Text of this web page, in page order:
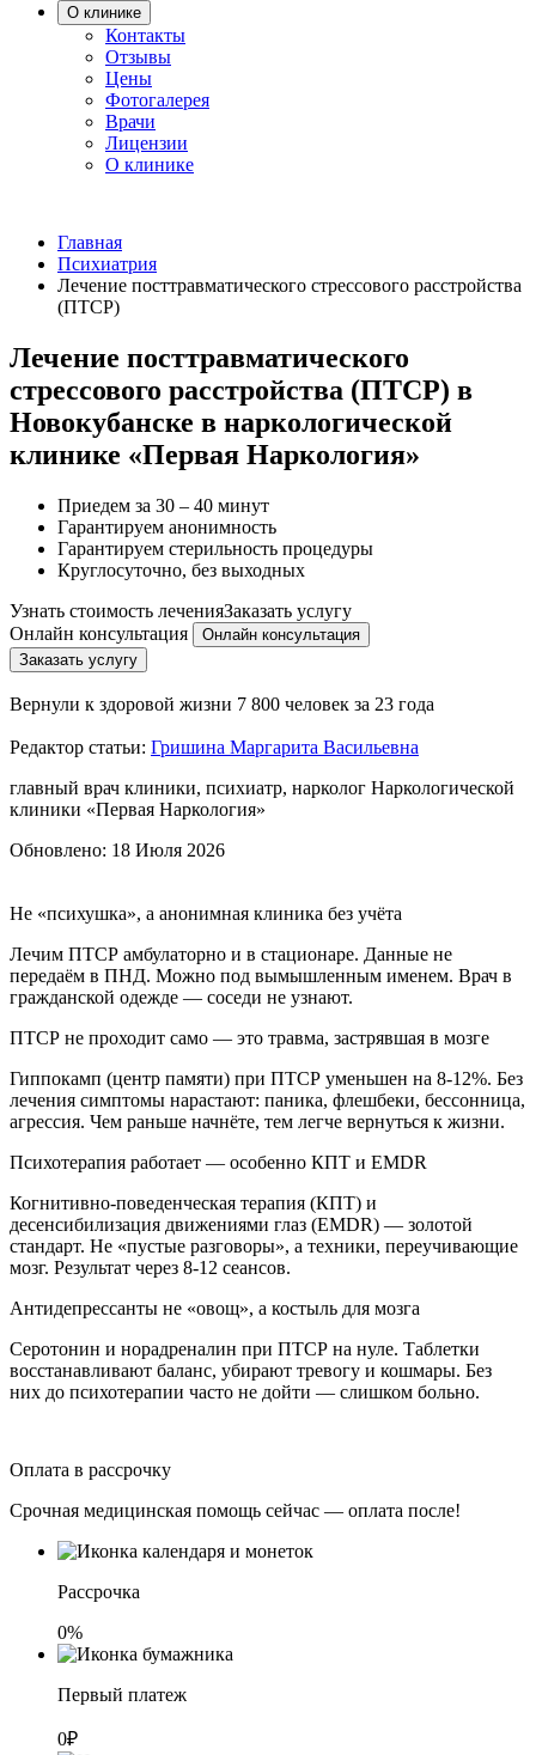
О клинике
Контакты
Отзывы
Цены
Фотогалерея
Врачи
Лицензии
О клинике
Главная
Психиатрия
Лечение посттравматического стрессового расстройства
(ПТСР)
Лечение посттравматического
стрессового расстройства (ПТСР) в
Новокубанске в наркологической
клинике «Первая Наркология»
Приедем за 30 – 40 минут
Гарантируем анонимность
Гарантируем стерильность процедуры
Круглосуточно, без выходных
Узнать стоимость леченияЗаказать услугу
Онлайн консультация
Онлайн консультация
Заказать услугу
Вернули к здоровой жизни 7 800 человек за 23 года
Редактор статьи: Гришина Маргарита Васильевна
главный врач клиники, психиатр, нарколог Наркологической
клиники «Первая Наркология»
Обновлено: 18 Июля 2026
Не «психушка», а анонимная клиника без учёта
Лечим ПТСР амбулаторно и в стационаре. Данные не
передаём в ПНД. Можно под вымышленным именем. Врач в
гражданской одежде — соседи не узнают.
ПТСР не проходит само — это травма, застрявшая в мозге
Гиппокамп (центр памяти) при ПТСР уменьшен на 8-12%. Без
лечения симптомы нарастают: паника, флешбеки, бессонница,
агрессия. Чем раньше начнёте, тем легче вернуться к жизни.
Психотерапия работает — особенно КПТ и EMDR
Когнитивно-поведенческая терапия (КПТ) и
десенсибилизация движениями глаз (EMDR) — золотой
стандарт. Не «пустые разговоры», а техники, переучивающие
мозг. Результат через 8-12 сеансов.
Антидепрессанты не «овощ», а костыль для мозга
Серотонин и норадреналин при ПТСР на нуле. Таблетки
восстанавливают баланс, убирают тревогу и кошмары. Без
них до психотерапии часто не дойти — слишком больно.
Оплата в рассрочку
Срочная медицинская помощь сейчас — оплата после!
Рассрочка
0%
Первый платеж
0₽